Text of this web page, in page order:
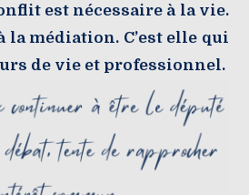
est nécessaire à la vie.
la médiation. C’est elle qui
de vie et professionnel.